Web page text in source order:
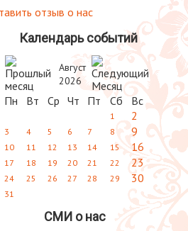
отзыв о нас
Календарь событий
Август
2026
Пн Вт Ср Чт Пт Сб Вс
1 2
3 4 5 6 7 8 9
10 11 12 13 14 15 16
17 18 19 20 21 22 23
24 25 26 27 28 29 30
31
СМИ о нас